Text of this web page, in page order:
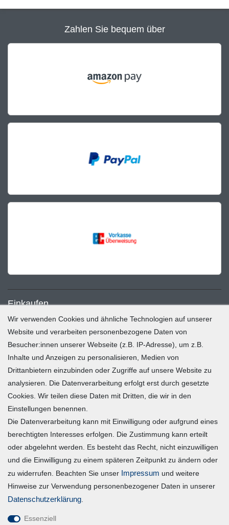
Zahlen Sie bequem über
Einkaufen
Zahlung und Versand
Widerrufsrecht
Warenkorb
Zur Kasse
Mein Konto
Registrieren
Login
Vertrag widerrufen
Unternehmen
Wir verwenden Cookies und ähnliche Technologien auf unserer
Website und verarbeiten personenbezogene Daten von
Besucher:innen unserer Webseite (z.B. IP-Adresse), um z.B.
Inhalte und Anzeigen zu personalisieren, Medien von
Drittanbietern einzubinden oder Zugriffe auf unsere Website zu
analysieren. Die Datenverarbeitung erfolgt erst durch gesetzte
Cookies. Wir teilen diese Daten mit Dritten, die wir in den
Einstellungen benennen.
Die Datenverarbeitung kann mit Einwilligung oder aufgrund eines
berechtigten Interesses erfolgen. Die Zustimmung kann erteilt
oder abgelehnt werden. Es besteht das Recht, nicht einzuwilligen
und die Einwilligung zu einem späteren Zeitpunkt zu ändern oder
zu widerrufen. Beachten Sie unser Impressum und weitere
Hinweise zur Verwendung personenbezogener Daten in unserer
Daten­schutz­erklärung
Essenziell